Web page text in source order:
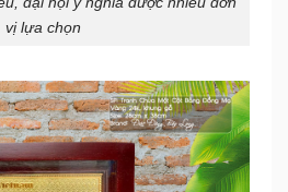
vị lựa chọn